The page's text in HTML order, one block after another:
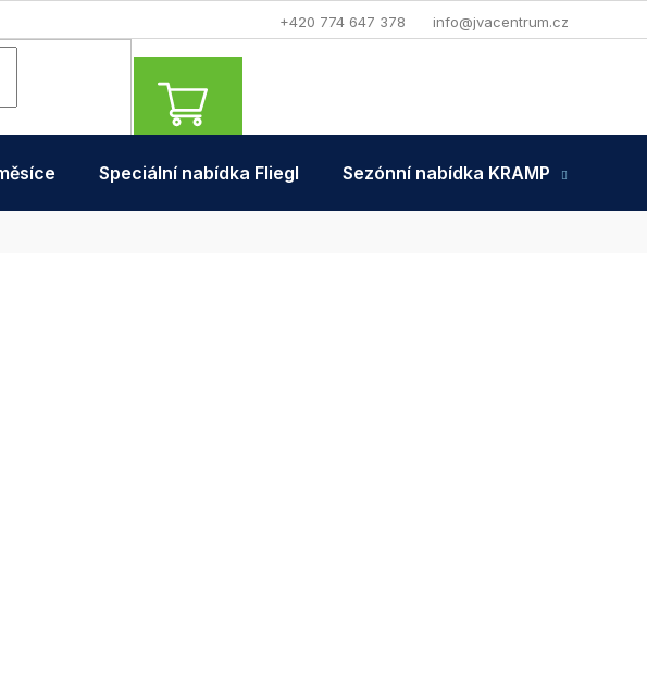
+420 774 647 378 info@jvacentrum.cz
NÁKUPNÍ
KOŠÍK
Speciální nabídka Fliegl Sezónní nabídka KRAMP